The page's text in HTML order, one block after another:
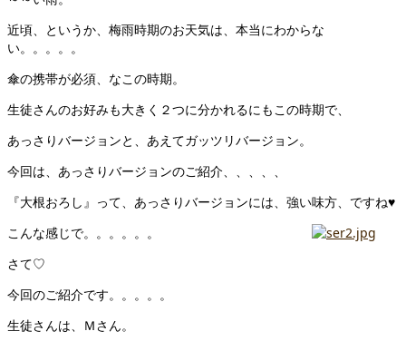
近頃、というか、梅雨時期のお天気は、本当にわからな
い。。。。。
傘の携帯が必須、なこの時期。
生徒さんのお好みも大きく２つに分かれるにもこの時期で、
あっさりバージョンと、あえてガッツリバージョン。
今回は、あっさりバージョンのご紹介、、、、、
『大根おろし』って、あっさりバージョンには、強い味方、ですね♥
こんな感じで。。。。。。
さて♡
今回のご紹介です。。。。。
生徒さんは、Ｍさん。